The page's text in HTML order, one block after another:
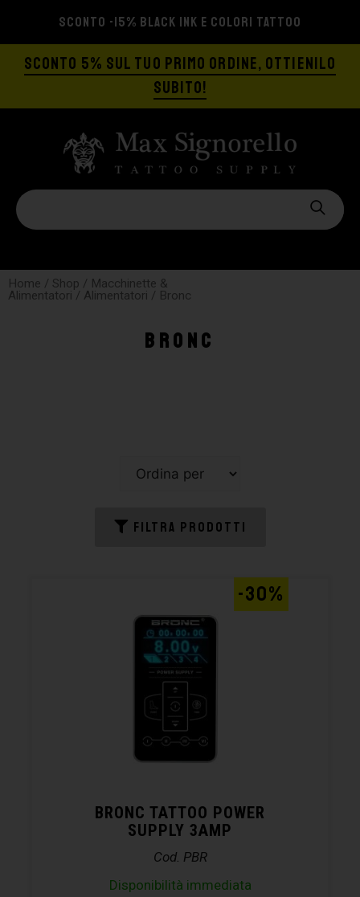
SCONTO -15% BLACK INK E COLORI TATTOO
SCONTO 5% SUL TUO PRIMO ORDINE, OTTIENILO
SUBITO!
Home / Shop / Macchinette &
Alimentatori / Alimentatori / Bronc
Bronc
FILTRA PRODOTTI
BRONC TATTOO POWER
SUPPLY 3AMP
Cod. PBR
Disponibilità immediata
-30%